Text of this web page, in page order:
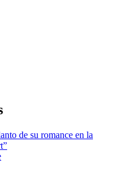
de su romance en la